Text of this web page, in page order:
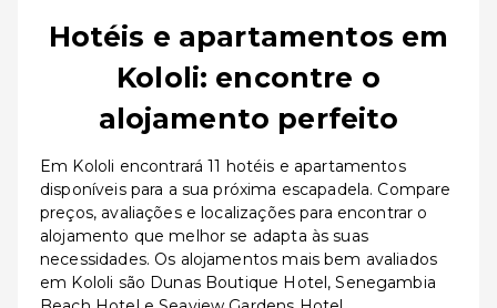
Hotéis e apartamentos em
Kololi: encontre o
alojamento perfeito
Em Kololi encontrará 11 hotéis e apartamentos
disponíveis para a sua próxima escapadela. Compare
preços, avaliações e localizações para encontrar o
alojamento que melhor se adapta às suas
necessidades. Os alojamentos mais bem avaliados
em Kololi são Dunas Boutique Hotel, Senegambia